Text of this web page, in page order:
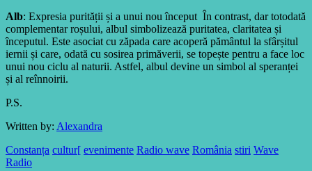
Alb: Expresia purității și a unui nou început În contrast, dar totodată
complementar roșului, albul simbolizează puritatea, claritatea și
începutul. Este asociat cu zăpada care acoperă pământul la sfârșitul
iernii și care, odată cu sosirea primăverii, se topește pentru a face loc
unui nou ciclu al naturii. Astfel, albul devine un simbol al speranței
și al reînnoirii.
P.S.
Written by: Alexandra
Constanța cultur[ evenimente Radio wave România stiri Wave
Radio